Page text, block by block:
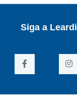
Siga a